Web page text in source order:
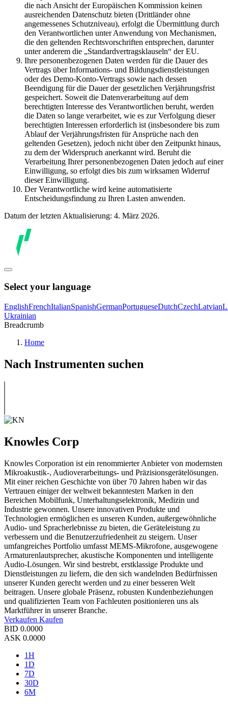
die nach Ansicht der Europäischen Kommission keinen
ausreichenden Datenschutz bieten (Drittländer ohne
angemessenes Schutzniveau), erfolgt die Übermittlung durch
den Verantwortlichen unter Anwendung von Mechanismen,
die den geltenden Rechtsvorschriften entsprechen, darunter
unter anderem die „Standardvertragsklauseln“ der EU.
Ihre personenbezogenen Daten werden für die Dauer des
Vertrags über Informations- und Bildungsdienstleistungen
oder des Demo-Konto-Vertrags sowie nach dessen
Beendigung für die Dauer der gesetzlichen Verjährungsfrist
gespeichert. Soweit die Datenverarbeitung auf dem
berechtigten Interesse des Verantwortlichen beruht, werden
die Daten so lange verarbeitet, wie es zur Verfolgung dieser
berechtigten Interessen erforderlich ist (insbesondere bis zum
Ablauf der Verjährungsfristen für Ansprüche nach den
geltenden Gesetzen), jedoch nicht über den Zeitpunkt hinaus,
zu dem der Widerspruch anerkannt wird. Beruht die
Verarbeitung Ihrer personenbezogenen Daten jedoch auf einer
Einwilligung, so erfolgt dies bis zum wirksamen Widerruf
dieser Einwilligung.
Der Verantwortliche wird keine automatisierte
Entscheidungsfindung zu Ihren Lasten anwenden.
Datum der letzten Aktualisierung: 4. März 2026.
Select your language
EnglishFrenchItalianSpanishGermanPortugueseDutchCzechLatvian
Ukrainian
Breadcrumb
Home
Nach Instrumenten suchen
Knowles Corp
Knowles Corporation ist ein renommierter Anbieter von modernsten
Mikroakustik-, Audioverarbeitungs- und Präzisionsgerätelösungen.
Mit einer reichen Geschichte von über 70 Jahren haben wir das
Vertrauen einiger der weltweit bekanntesten Marken in den
Bereichen Mobilfunk, Unterhaltungselektronik, Medizin und
Industrie gewonnen. Unsere innovativen Produkte und
Technologien ermöglichen es unseren Kunden, außergewöhnliche
Audio- und Spracherlebnisse zu bieten, die Geräteleistung zu
verbessern und die Benutzerzufriedenheit zu steigern. Unser
umfangreiches Portfolio umfasst MEMS-Mikrofone, ausgewogene
Armaturenlautsprecher, akustische Komponenten und intelligente
Audio-Lösungen. Wir sind bestrebt, erstklassige Produkte und
Dienstleistungen zu liefern, die den sich wandelnden Bedürfnissen
unserer Kunden gerecht werden und zu einer besseren Welt
beitragen. Unsere globale Präsenz, robusten Kundenbeziehungen
und qualifizierten Team von Fachleuten positionieren uns als
Marktführer in unserer Branche.
Verkaufen Kaufen
BID 0.0000
ASK 0.0000
1H
1D
7D
30D
6M